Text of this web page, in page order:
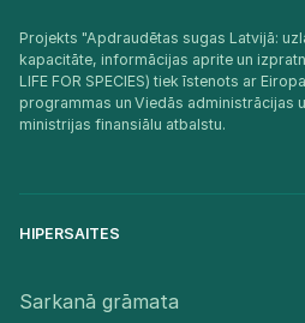
Projekts "Apdraudētas sugas Latvijā:
kapacitāte, informācijas aprite un
LIFE FOR SPECIES) tiek īstenots ar
programmas un Viedās administrācijas
ministrijas finansiālu atbalstu.​
HIPERSAITES
Sarkanā grāmata